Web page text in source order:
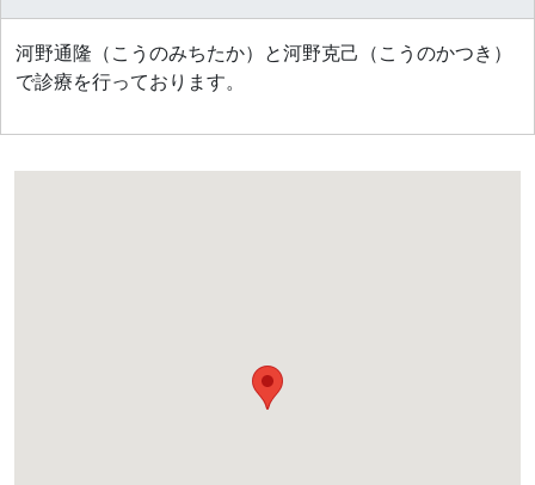
河野通隆（こうのみちたか）と河野克己（こうのかつき）
で診療を行っております。